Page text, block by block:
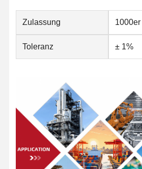
Zulassung
Toleranz ± 1%